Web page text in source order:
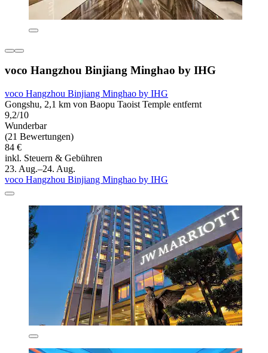
voco Hangzhou Binjiang Minghao by IHG
voco Hangzhou Binjiang Minghao by IHG
Gongshu, 2,1 km von Baopu Taoist Temple entfernt
9,2/10
Wunderbar
(21 Bewertungen)
84 €
inkl. Steuern & Gebühren
23. Aug.–24. Aug.
voco Hangzhou Binjiang Minghao by IHG